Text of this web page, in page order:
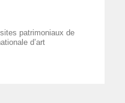
patrimoniaux de
d’art